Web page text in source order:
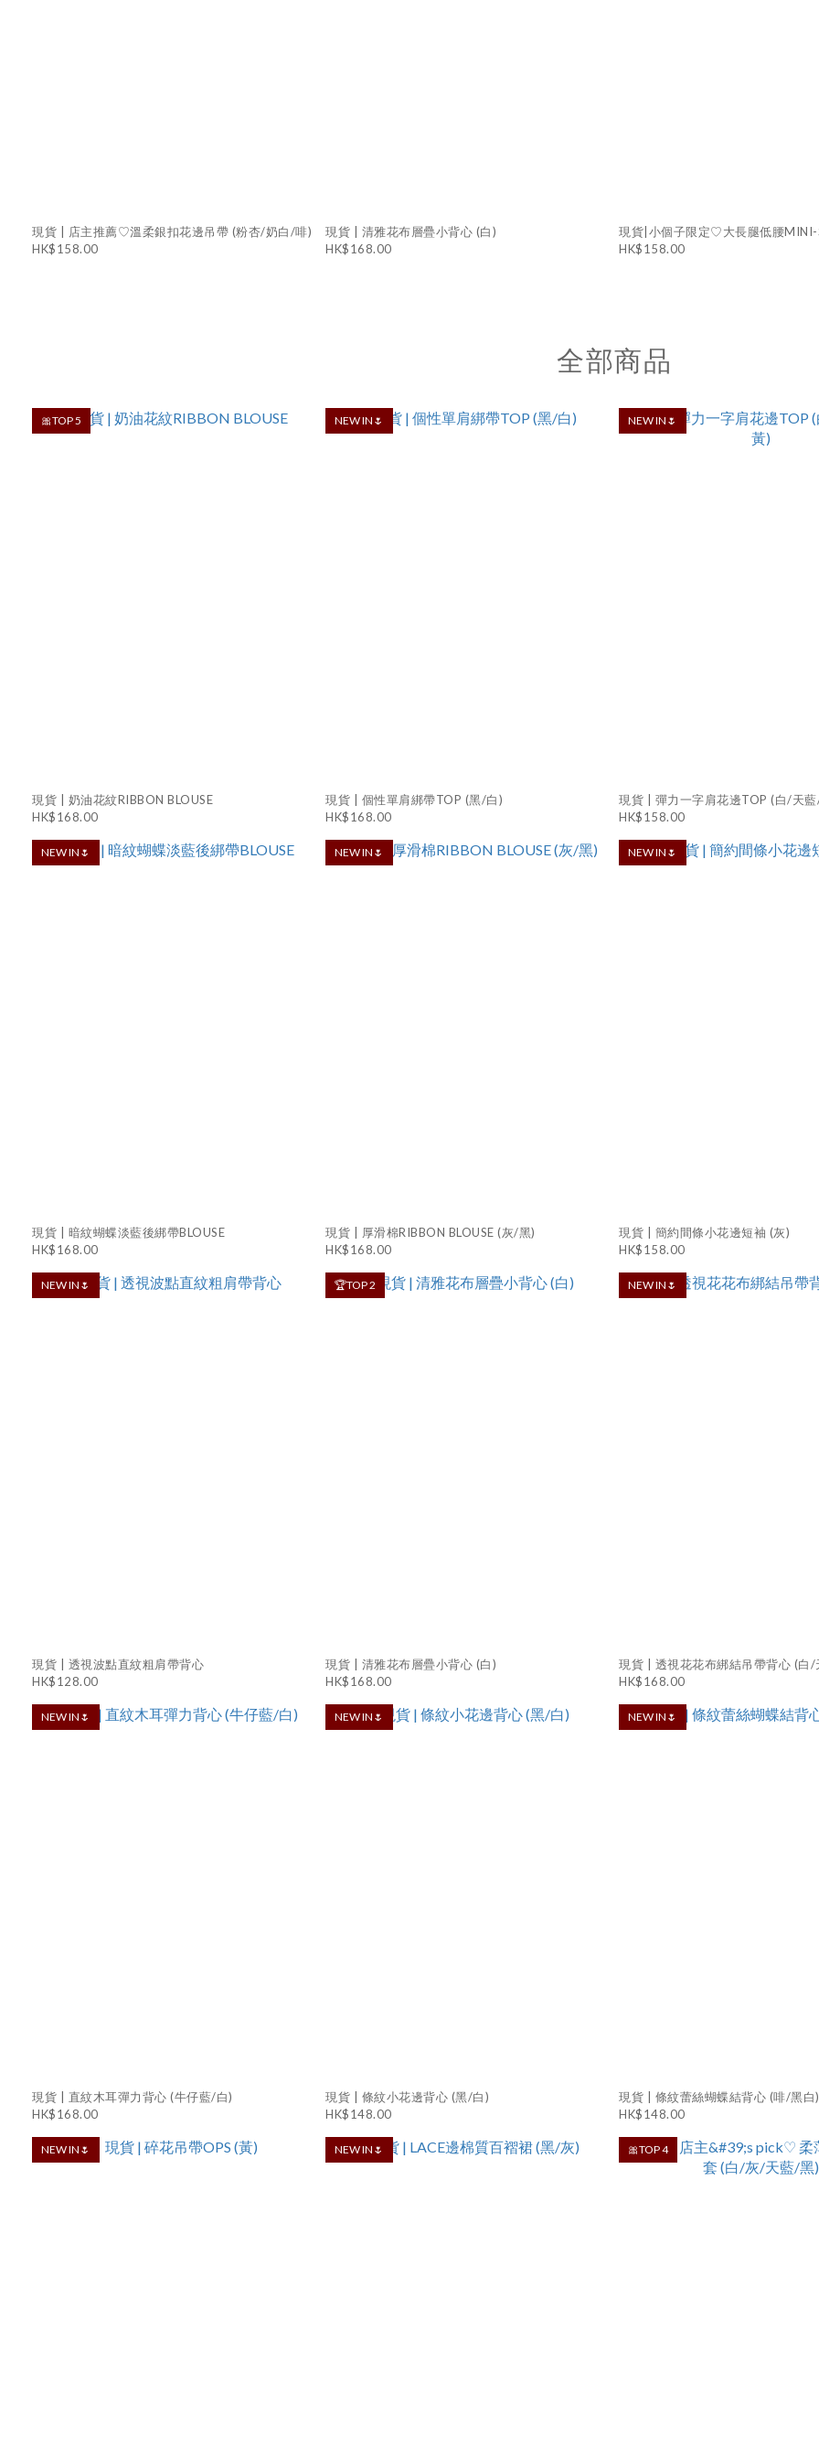
現貨 | 店主推薦♡溫柔銀扣花邊吊帶 (粉杏/奶白/啡)
HK$158.00
現貨 | 清雅花布層疊小背心 (白)
HK$168.00
現貨|小個子限定♡大長腿低腰MINI-
HK$158.00
全部商品
🎀TOP 5
現貨 | 奶油花紋RIBBON BLOUSE
HK$168.00
NEW IN🌷
現貨 | 個性單肩綁帶TOP (黑/白)
HK$168.00
NEW IN🌷
現貨 | 彈力一字肩花邊TOP (白/天
HK$158.00
NEW IN🌷
現貨 | 暗紋蝴蝶淡藍後綁帶BLOUSE
HK$168.00
NEW IN🌷
現貨 | 厚滑棉RIBBON BLOUSE (灰/黑)
HK$168.00
NEW IN🌷
現貨 | 簡約間條小花邊短袖 (灰)
HK$158.00
NEW IN🌷
現貨 | 透視波點直紋粗肩帶背心
HK$128.00
🏆TOP 2
現貨 | 清雅花布層疊小背心 (白)
HK$168.00
NEW IN🌷
現貨 | 透視花花布綁結吊帶背心 (白/
HK$168.00
NEW IN🌷
現貨 | 直紋木耳彈力背心 (牛仔藍/白)
HK$168.00
NEW IN🌷
現貨 | 條紋小花邊背心 (黑/白)
HK$148.00
NEW IN🌷
現貨 | 條紋蕾絲蝴蝶結背心 (啡/黑白)
HK$148.00
NEW IN🌷 NEW IN🌷 🎀TOP 4